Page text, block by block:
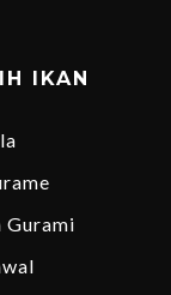
IKAN
Gurami